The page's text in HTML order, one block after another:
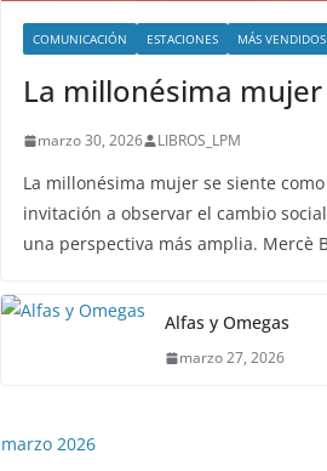
COMUNICACIÓN ESTACIONES MÁS VENDIDOS
La millonésima mujer
marzo 30, 2026 LIBROS_LPM
La millonésima mujer se siente
invitación a observar el cambio
una perspectiva más amplia. Mercè
Alfas y Omegas
marzo 27, 2026
marzo 2026